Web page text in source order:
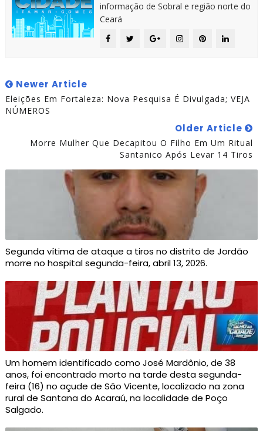
informação de Sobral e região norte do
Ceará
Newer Article
Eleições Em Fortaleza: Nova Pesquisa É Divulgada; VEJA
NÚMEROS
Older Article
Morre Mulher Que Decapitou O Filho Em Um Ritual
Santanico Após Levar 14 Tiros
Segunda vítima de ataque a tiros no distrito de Jordão
morre no hospital segunda-feira, abril 13, 2026.
Um homem identificado como José Mardônio, de 38
anos, foi encontrado morto na tarde desta segunda-
feira (16) no açude de São Vicente, localizado na zona
rural de Santana do Acaraú, na localidade de Poço
Salgado.